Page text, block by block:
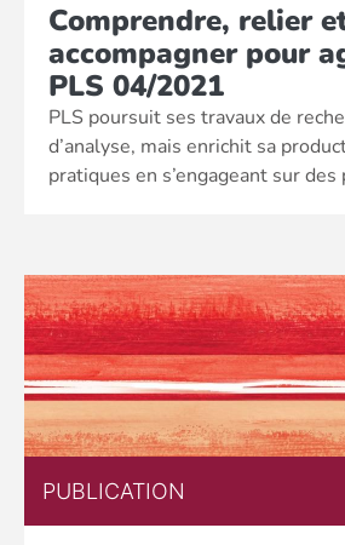
Comprendre, relier
accompagner pour
PLS 04/2021
PLS poursuit ses travaux de
d’analyse, mais enrichit sa
pratiques en s’engageant sur des
PUBLICATION